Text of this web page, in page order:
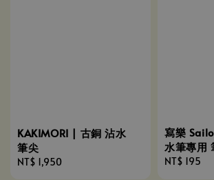
KAKIMORI | 古銅 沾水
筆尖
Regular
NT$ 1,950
寫樂
水筆專用
Regular
NT$ 195